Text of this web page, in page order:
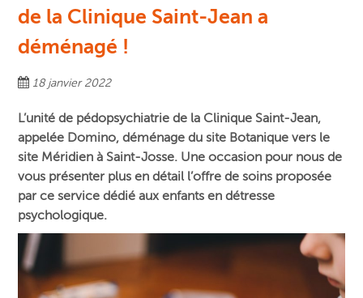
de la Clinique Saint-Jean a
déménagé !
18 janvier 2022
L’unité de pédopsychiatrie de la Clinique Saint-Jean,
appelée Domino, déménage du site Botanique vers le
site Méridien à Saint-Josse. Une occasion pour nous de
vous présenter plus en détail l’offre de soins proposée
par ce service dédié aux enfants en détresse
psychologique.